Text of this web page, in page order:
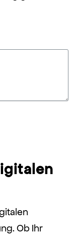
Ob Ihr